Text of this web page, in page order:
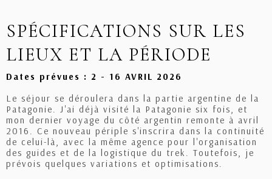
SPÉCIFICATIONS SUR LES
LIEUX ET LA PÉRIODE
Dates prévues : 2 - 16 AVRIL 2026
Le séjour se déroulera dans la partie argentine de la
Patagonie. J'ai déjà visité la Patagonie six fois, et
mon dernier voyage du côté argentin remonte à avril
2016. Ce nouveau périple s'inscrira dans la continuité
de celui-là, avec la même agence pour l'organisation
des guides et de la logistique du trek. Toutefois, je
prévois quelques variations et optimisations.